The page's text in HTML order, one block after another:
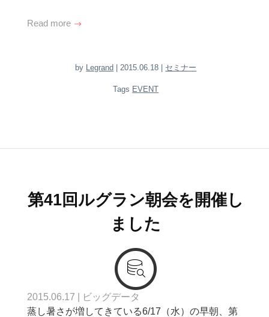
Read more
by Legrand | 2015.06.18 | セミナー
Tags EVENT
第41回ルグラン朝会を開催し
ました
2015.06.17
ビッグデータ
蒸し暑さが増してきている6/17（水）の早朝、第